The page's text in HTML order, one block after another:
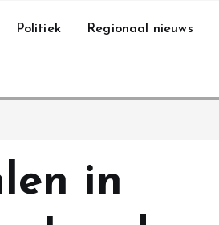
Politiek Regionaal nieuws
in